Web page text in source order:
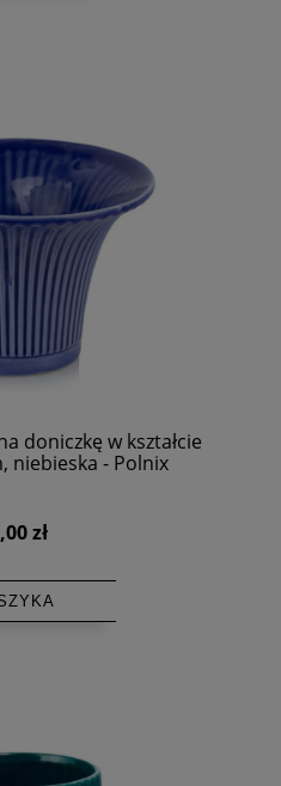
doniczkę w kształcie
niebieska - Polnix
zł